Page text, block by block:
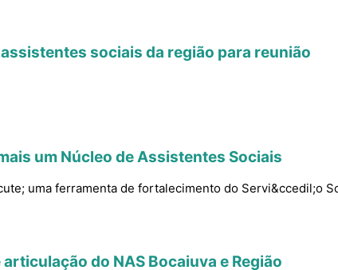
sociais da região para reunião
um Núcleo de Assistentes Sociais
uma ferramenta de fortalecimento do Servi&ccedil;o
do NAS Bocaiuva e Região